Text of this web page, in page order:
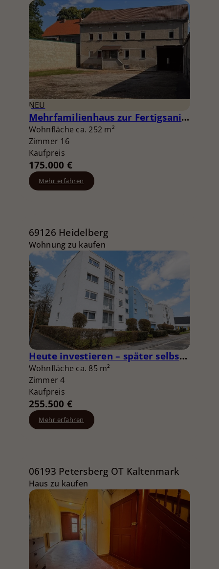
NEU
Mehrfamilienhaus zur Fertigsanierung mit Garagen und großem Hof (provisionsfrei für Käufer)
Wohnfläche ca. 252 m²
Zimmer 16
Kaufpreis
175.000 €
Mehr erfahren
69126 Heidelberg
Wohnung zu kaufen
Heute investieren – später selbst einziehen 4-Zimmer-Zukunft in Heidelberg-Rohrbach
Wohnfläche ca. 85 m²
Zimmer 4
Kaufpreis
255.500 €
Mehr erfahren
06193 Petersberg OT Kaltenmark
Haus zu kaufen